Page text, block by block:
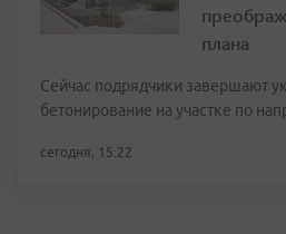
плана
Сейчас подрядчики завершают
бетонирование на участке по
сегодня, 15:22